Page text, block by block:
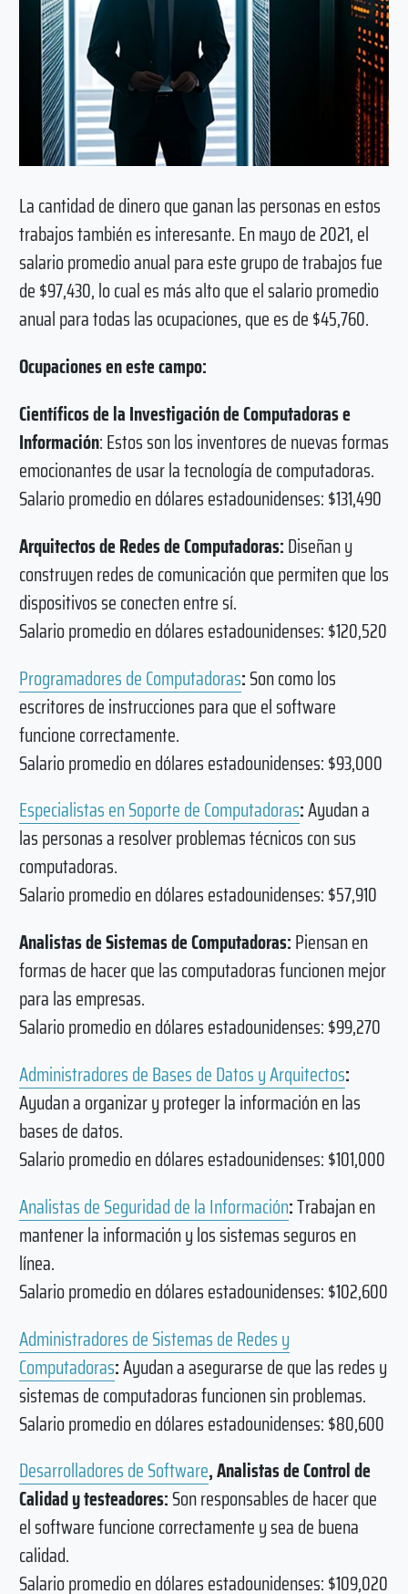
La cantidad de dinero que ganan las personas en estos
trabajos también es interesante. En mayo de 2021, el
salario promedio anual para este grupo de trabajos fue
de $97,430, lo cual es más alto que el salario promedio
anual para todas las ocupaciones, que es de $45,760.
Ocupaciones en este campo:
Científicos de la Investigación de Computadoras e
Información: Estos son los inventores de nuevas formas
emocionantes de usar la tecnología de computadoras.
Salario promedio en dólares estadounidenses: $131,490
Arquitectos de Redes de Computadoras:Diseñan y
construyen redes de comunicación que permiten que los
dispositivos se conecten entre sí.
Salario promedio en dólares estadounidenses: $120,520
Programadores de Computadoras:Son como los
escritores de instrucciones para que el software
funcione correctamente.
Salario promedio en dólares estadounidenses: $93,000
Especialistas en Soporte de Computadoras:Ayudan a
las personas a resolver problemas técnicos con sus
computadoras.
Salario promedio en dólares estadounidenses: $57,910
Analistas de Sistemas de Computadoras:Piensan en
formas de hacer que las computadoras funcionen mejor
para las empresas.
Salario promedio en dólares estadounidenses: $99,270
Administradores de Bases de Datos y Arquitectos:
Ayudan a organizar y proteger la información en las
bases de datos.
Salario promedio en dólares estadounidenses: $101,000
Analistas de Seguridad de la Información:Trabajan en
mantener la información y los sistemas seguros en
línea.
Salario promedio en dólares estadounidenses: $102,600
Administradores de Sistemas de Redes y
Computadoras:Ayudan a asegurarse de que las redes y
sistemas de computadoras funcionen sin problemas.
Salario promedio en dólares estadounidenses: $80,600
Desarrolladores de Software, Analistas de Control de
Calidad y testeadores:Son responsables de hacer que
el software funcione correctamente y sea de buena
calidad.
Salario promedio en dólares estadounidenses: $109,020